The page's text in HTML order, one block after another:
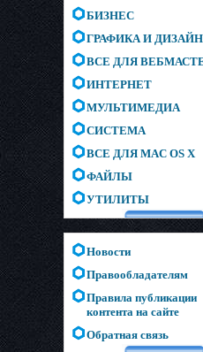
БИЗНЕС
ГРАФИКА И ДИЗАЙН
ВСЕ ДЛЯ
ИНТЕРНЕТ
МУЛЬТИМЕДИА
СИСТЕМА
ВСЕ ДЛЯ MAC OS X
ФАЙЛЫ
УТИЛИТЫ
Новости
Правообладателям
Правила публикации
контента на сайте
Обратная связь